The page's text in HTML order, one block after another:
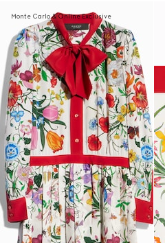
Monte Carlo & Online Exclusive